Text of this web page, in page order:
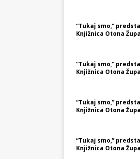
“Tukaj smo,”
Knjižnica Otona
“Tukaj smo,”
Knjižnica Otona
“Tukaj smo,”
Knjižnica Otona
“Tukaj smo,”
Knjižnica Otona